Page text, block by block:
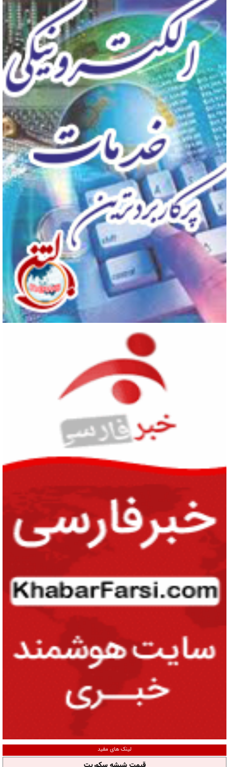
لینک های مفید